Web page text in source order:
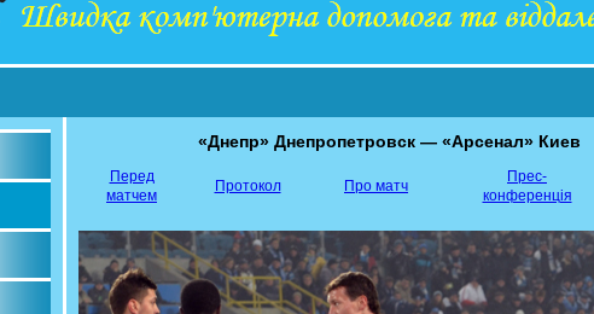
«Днепр» Днепропетровск — «Арсенал» Киев
Перед
матчем
Протокол Про матч
Прес-
конференція